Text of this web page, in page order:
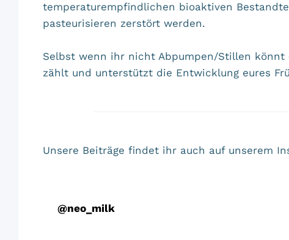
temperaturempfindlichen bioaktiven
pasteurisieren zerstört werden.
Selbst wenn ihr nicht Abpumpen/Stillen
zählt und unterstützt die Entwicklung eures
Unsere Beiträge findet ihr auch auf unserem
@neo_milk